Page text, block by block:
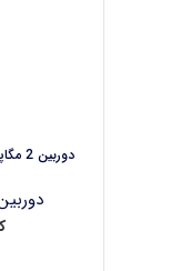
دوربین 2 مگاپیکسل کیوپلاس مدل AHC B2610S24-F